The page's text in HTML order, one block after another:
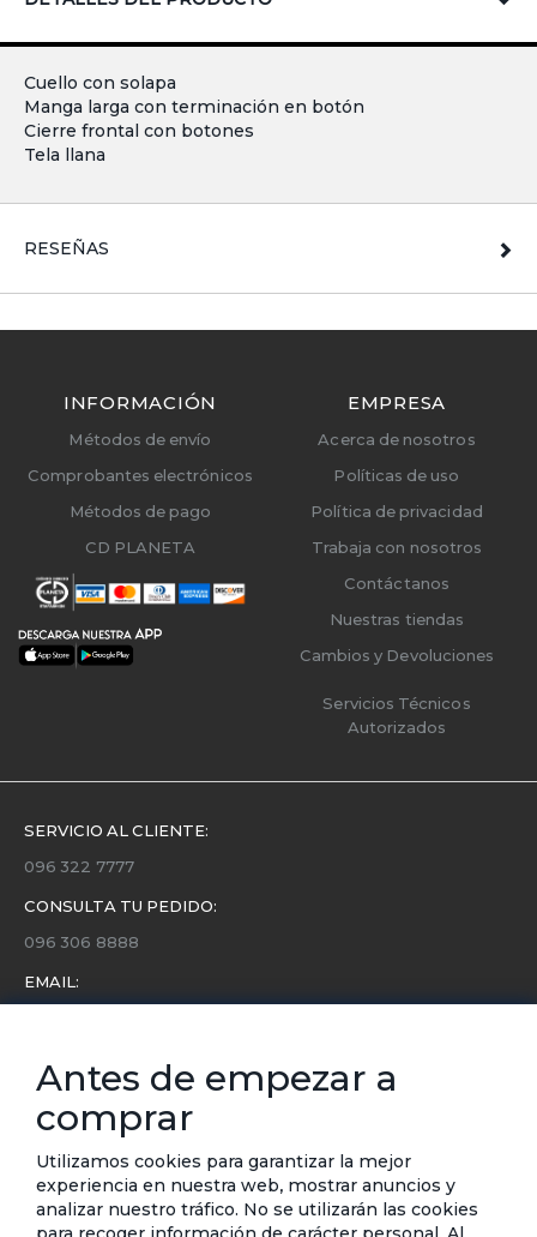
Cuello con solapa
Manga larga con terminación en botón
Cierre frontal con botones
Tela llana
RESEÑAS
INFORMACIÓN
Métodos de envío
Comprobantes electrónicos
Métodos de pago
CD PLANETA
EMPRESA
Acerca de nosotros
Políticas de uso
Política de privacidad
Trabaja con nosotros
Contáctanos
Nuestras tiendas
Cambios y Devoluciones
Servicios Técnicos
Autorizados
SERVICIO AL CLIENTE:
096 322 7777
CONSULTA TU PEDIDO:
096 306 8888
EMAIL:
Conoce toda la información sobre últimas colecciones,
eventos y ofertas.
Subscríbete a nuestro newsletter
SUSCRIBIRSE
Antes de empezar a
comprar
Utilizamos cookies para garantizar la mejor
experiencia en nuestra web, mostrar anuncios y
analizar nuestro tráfico. No se utilizarán las cookies